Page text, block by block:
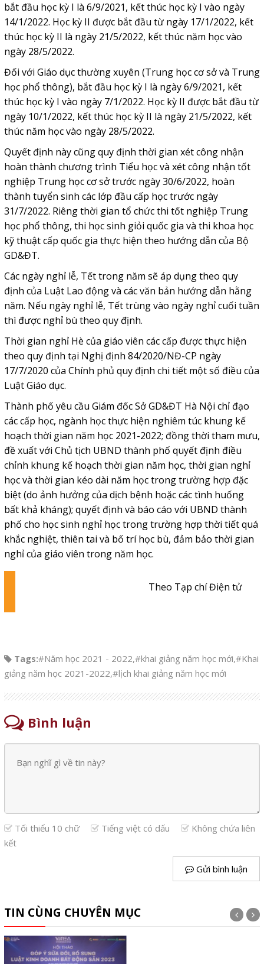
bắt đầu học kỳ I là 6/9/2021, kết thúc học kỳ I vào ngày
14/1/2022. Học kỳ II được bắt đầu từ ngày 17/1/2022, kết
thúc học kỳ II là ngày 21/5/2022, kết thúc năm học vào
ngày 28/5/2022.
Đối với Giáo dục thường xuyên (Trung học cơ sở và Trung
học phổ thông), bắt đầu học kỳ I là ngày 6/9/2021, kết
thúc học kỳ I vào ngày 7/1/2022. Học kỳ II được bắt đầu từ
ngày 10/1/2022, kết thúc học kỳ II là ngày 21/5/2022, kết
thúc năm học vào ngày 28/5/2022.
Quyết định này cũng quy định thời gian xét công nhận
hoàn thành chương trình Tiểu học và xét công nhận tốt
nghiệp Trung học cơ sở trước ngày 30/6/2022, hoàn
thành tuyển sinh các lớp đầu cấp học trước ngày
31/7/2022. Riêng thời gian tổ chức thi tốt nghiệp Trung
học phổ thông, thi học sinh giỏi quốc gia và thi khoa học
kỹ thuật cấp quốc gia thực hiện theo hướng dẫn của Bộ
GD&ĐT.
Các ngày nghỉ lễ, Tết trong năm sẽ áp dụng theo quy
định của Luật Lao động và các văn bản hướng dẫn hằng
năm. Nếu ngày nghỉ lễ, Tết trùng vào ngày nghỉ cuối tuần
thì được nghỉ bù theo quy định.
Thời gian nghỉ Hè của giáo viên các cấp được thực hiện
theo quy định tại Nghị định 84/2020/NĐ-CP ngày
17/7/2020 của Chính phủ quy định chi tiết một số điều của
Luật Giáo dục.
Thành phố yêu cầu Giám đốc Sở GD&ĐT Hà Nội chỉ đạo
các cấp học, ngành học thực hiện nghiêm túc khung kế
hoạch thời gian năm học 2021-2022; đồng thời tham mưu,
đề xuất với Chủ tịch UBND thành phố quyết định điều
chỉnh khung kế hoạch thời gian năm học, thời gian nghỉ
học và thời gian kéo dài năm học trong trường hợp đặc
biệt (do ảnh hưởng của dịch bệnh hoặc các tình huống
bất khả kháng); quyết định và báo cáo với UBND thành
phố cho học sinh nghỉ học trong trường hợp thời tiết quá
khắc nghiệt, thiên tai và bố trí học bù, đảm bảo thời gian
nghỉ của giáo viên trong năm học.
Theo Tạp chí Điện tử
Tags:#Năm học 2021 - 2022,#khai giảng năm học mới,#Khai
giảng năm học 2021-2022,#lịch khai giảng năm học mới
Bình luận
Tối thiểu 10 chữ Tiếng việt có dấu
Không chứa liên
kết
Gửi bình luận
TIN CÙNG CHUYÊN MỤC